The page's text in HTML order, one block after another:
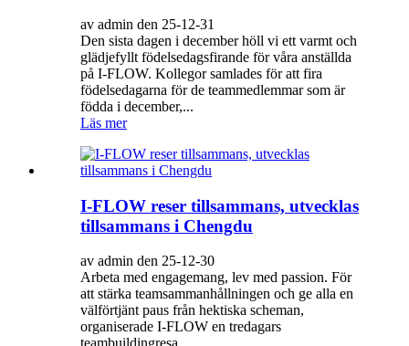
av admin den 25-12-31
Den sista dagen i december höll vi ett varmt och
glädjefyllt födelsedagsfirande för våra anställda
på I-FLOW. Kollegor samlades för att fira
födelsedagarna för de teammedlemmar som är
födda i december,...
Läs mer
I-FLOW reser tillsammans, utvecklas
tillsammans i Chengdu
av admin den 25-12-30
Arbeta med engagemang, lev med passion. För
att stärka teamsammanhållningen och ge alla en
välförtjänt paus från hektiska scheman,
organiserade I-FLOW en tredagars